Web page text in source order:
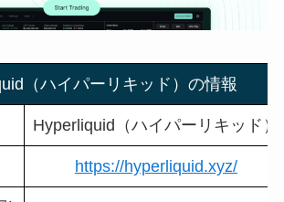
（ハイパーリキッド）の情報
Hyperliquid（ハイパーリキッド）
https://hyperliquid.xyz/